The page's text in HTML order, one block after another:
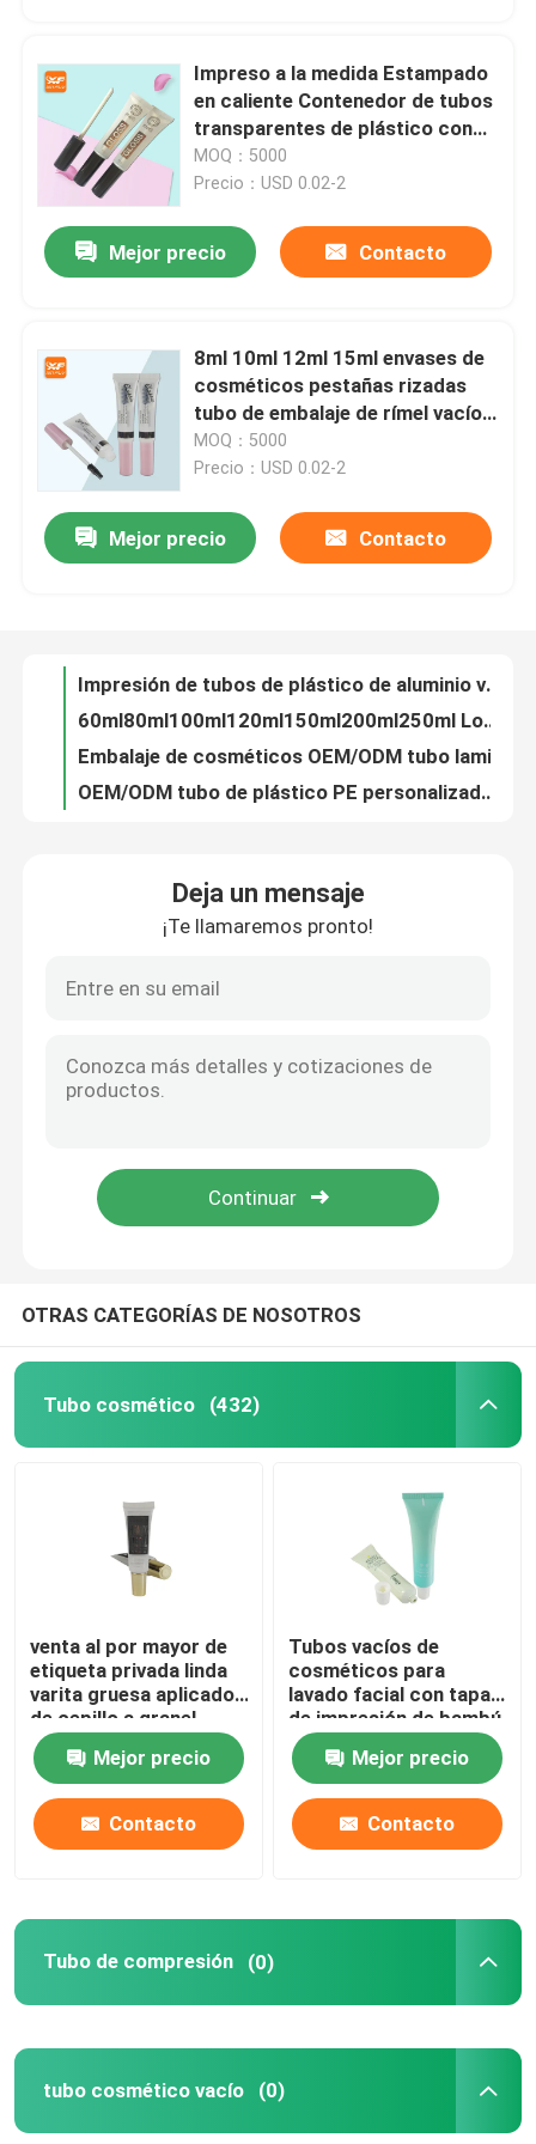
En casa
Productos
Sobre nosotros
Control de calidad
Contacta con nosotros
Tubo cosmético
Tubo de compresión
tubo cosmético vacío
Empaquetado cosmético del tubo
Tubos cosméticos sin aire
Tubo de crema para las manos
Tubos del champú
Tubos de crema dental
Tubos de lavado de cara
tubos de la crema del bb
Tubos de crema para el rostro
Tubos de la crema del ojo
Impreso a la medida Estampado
en caliente Contenedor de tubos
transparentes de plástico con
brillo labial vacío Tubos de
compresión suaves con brillo
MOQ：5000
Precio：USD 0.02-2
Mejor precio Contacto
8ml 10ml 12ml 15ml envases de
cosméticos pestañas rizadas
tubo de embalaje de rímel vacío
con varita de cepillo de rímel
MOQ：5000
Precio：USD 0.02-2
Mejor precio Contacto
Impresión de tubos de plástico de aluminio vacío personalizado LOGO Crema de baño de cara Crema de lavado de cara Loción Cosméticos Embalaje de tubos de compresión
60ml80ml100ml120ml150ml200ml250ml Loción para el cuidado de la piel Presionar Aluminio Plástico Tubo laminado PE Tubo Cosmético Embalaje OE
OEM/ODM tubo de plástico PE personalizado20ml 30ml 60ml 80ml crema cosmética para ojos BB crema de aceite esencial tubo de embalaje con nariz larga
Fabrica personalizada OEM/ODM crema para el cuidado de la piel loción de masaje aceite esencial líquido de extrusión plástico tubo de PE paquete cosmético
Deja un mensaje
¡Te llamaremos pronto!
OTRAS CATEGORÍAS DE NOSOTROS
Tubo cosmético (432)
venta al por mayor de
etiqueta privada linda
varita gruesa aplicador
de cepillo a granel
varita vacía tubos de
brillo labial con
logotipo personalizado
Mejor precio
Contacto
Tubos vacíos de
cosméticos para
lavado facial con tapa
de impresión de bambú
Mejor precio
Contacto
Tubo de compresión (0)
tubo cosmético vacío (0)